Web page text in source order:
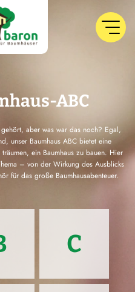
ABC
aber was war das noch? Egal,
unser Baumhaus ABC bietet eine
ein Baumhaus zu bauen. Hier
– von der Wirkung des Ausblicks
für das große Baumhausabenteuer.
C